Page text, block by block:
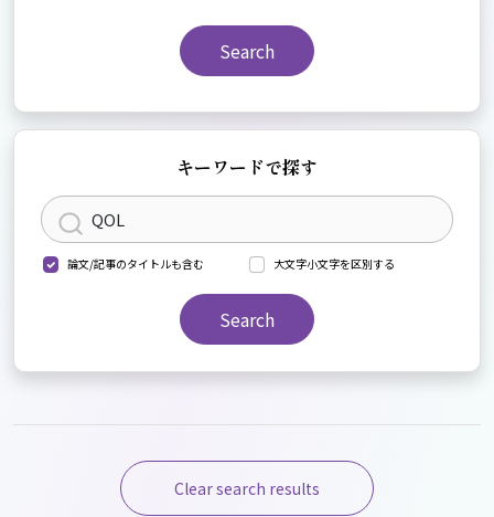
Search
キーワードで探す
論文/記事のタイトルも含む 大文字小文字を区別する
Search
Clear search results